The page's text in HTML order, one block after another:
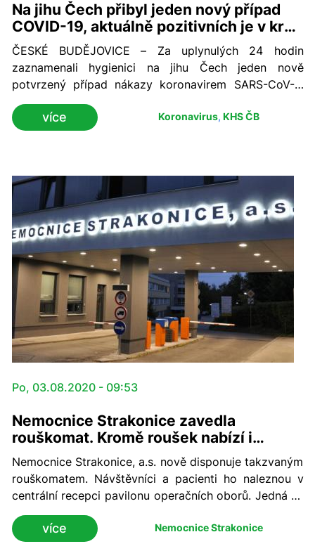
Na jihu Čech přibyl jeden nový případ
COVID-19, aktuálně pozitivních je v kraji
147 osob
ČESKÉ BUDĚJOVICE – Za uplynulých 24 hodin
zaznamenali hygienici na jihu Čech jeden nově
potvrzený případ nákazy koronavirem SARS-CoV-2.
Jeden nemocný se uzdravil. Kumulativní počet
nemocných s diagnózou COVID-19 se tak k pondělní
18. hodině v regionu zvýšil na 354. Vyléčených je nyní
více Koronavirus,KHS ČB
Po, 03.08.2020 - 09:53
Nemocnice Strakonice zavedla
rouškomat. Kromě roušek nabízí i
dezinfekce a rukavice
Nemocnice Strakonice, a.s. nově disponuje takzvaným
rouškomatem. Návštěvníci a pacienti ho naleznou v
centrální recepci pavilonu operačních oborů. Jedná se
o modifikovaný prodejní automat, jehož obsahem jsou
roušky, nanoroušky, dezinfekce i rukavice. Je
pravděpodobné, že nabídku v budoucnu rozšíří i
více Nemocnice Strakonice